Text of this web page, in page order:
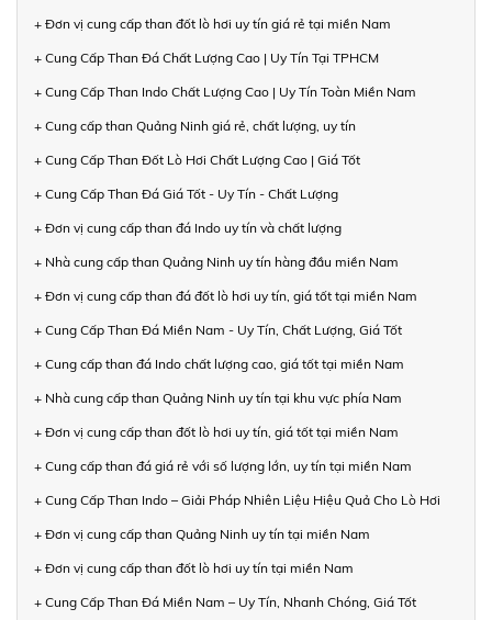
+ Đơn vị cung cấp than đốt lò hơi uy tín giá rẻ tại miền Nam
+ Cung Cấp Than Đá Chất Lượng Cao | Uy Tín Tại TPHCM
+ Cung Cấp Than Indo Chất Lượng Cao | Uy Tín Toàn Miền Nam
+ Cung cấp than Quảng Ninh giá rẻ, chất lượng, uy tín
+ Cung Cấp Than Đốt Lò Hơi Chất Lượng Cao | Giá Tốt
+ Cung Cấp Than Đá Giá Tốt - Uy Tín - Chất Lượng
+ Đơn vị cung cấp than đá Indo uy tín và chất lượng
+ Nhà cung cấp than Quảng Ninh uy tín hàng đầu miền Nam
+ Đơn vị cung cấp than đá đốt lò hơi uy tín, giá tốt tại miền Nam
+ Cung Cấp Than Đá Miền Nam - Uy Tín, Chất Lượng, Giá Tốt
+ Cung cấp than đá Indo chất lượng cao, giá tốt tại miền Nam
+ Nhà cung cấp than Quảng Ninh uy tín tại khu vực phía Nam
+ Đơn vị cung cấp than đốt lò hơi uy tín, giá tốt tại miền Nam
+ Cung cấp than đá giá rẻ với số lượng lớn, uy tín tại miền Nam
+ Cung Cấp Than Indo – Giải Pháp Nhiên Liệu Hiệu Quả Cho Lò Hơi
+ Đơn vị cung cấp than Quảng Ninh uy tín tại miền Nam
+ Đơn vị cung cấp than đốt lò hơi uy tín tại miền Nam
+ Cung Cấp Than Đá Miền Nam – Uy Tín, Nhanh Chóng, Giá Tốt